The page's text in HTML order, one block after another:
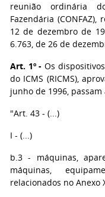
reunião ordinária
Fazendária
12 de dezembro de
6.763, de 26 de
Art. 1º - Os
do ICMS (RICMS),
junho de 1996,
"Art. 43 - (...)
I - (...)
b.3 - máquinas,
máquinas,
relacionados no Anexo